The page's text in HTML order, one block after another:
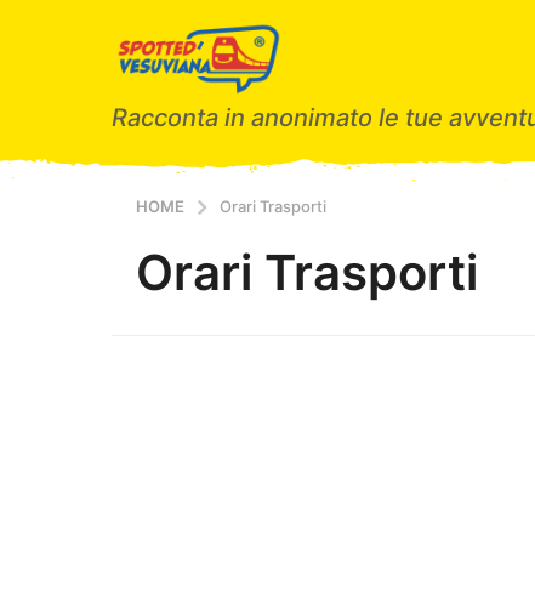
Racconta in anonimato le tue
HOME Orari Trasporti
Orari Trasporti